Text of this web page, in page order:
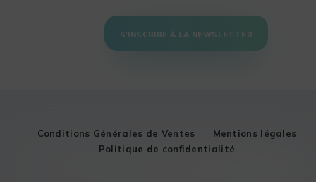
S'INSCRIRE À LA NEWSLETTER
Conditions Générales de Ventes
Mentions légales
Politique de confidentialité